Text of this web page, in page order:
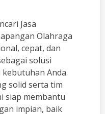
Jasa
Olahraga
cepat, dan
solusi
Anda.
solid serta tim
siap membantu
impian, baik